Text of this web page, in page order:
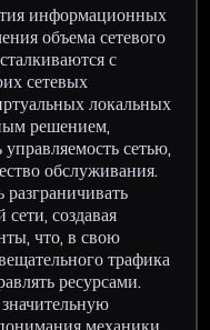
информационных
объема сетевого
с
сетевых
локальных
решением,
сетью,
обслуживания.
создавая
что, в свою
трафика
ресурсами.